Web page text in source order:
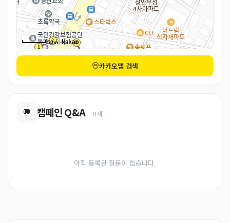
50m
카카오맵 검색
💬 캠페인 Q&A · 0개
아직 등록된 질문이 없습니다.